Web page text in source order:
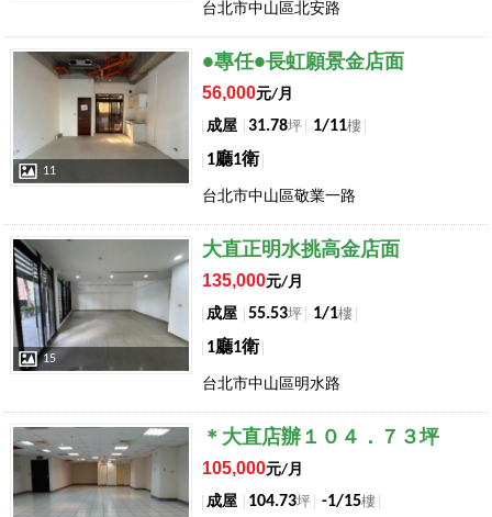
台北市中山區北安路
店長推薦
11
●專任●長虹願景金店面
56,000元/月
成屋
31.78坪 1/11樓
1廳1衛
台北市中山區敬業一路
店長推薦
15
大直正明水挑高金店面
135,000元/月
成屋
55.53坪 1/1樓
1廳1衛
台北市中山區明水路
＊大直店辦１０４．７３坪
105,000元/月
成屋
104.73坪 -1/15樓